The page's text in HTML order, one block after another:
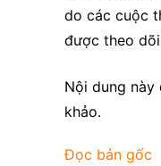
do các cuộc
được theo
Nội dung
khảo.
Đọc bản gốc